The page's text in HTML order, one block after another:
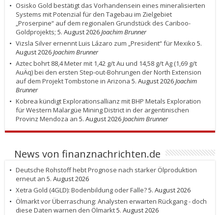
Osisko Gold bestätigt das Vorhandensein eines mineralisierten
Systems mit Potenzial für den Tagebau im Zielgebiet
„Proserpine“ auf dem regionalen Grundstück des Cariboo-
Goldprojekts; 5. August 2026 Joachim Brunner
Vizsla Silver ernennt Luis Lázaro zum „President“ für Mexiko 5.
August 2026 Joachim Brunner
Aztec bohrt 88,4 Meter mit 1,42 g/t Au und 14,58 g/t Ag (1,69 g/t
AuÄq) bei den ersten Step-out-Bohrungen der North Extension
auf dem Projekt Tombstone in Arizona 5. August 2026 Joachim
Brunner
Kobrea kündigt Explorationsallianz mit BHP Metals Exploration
für Western Malargüe Mining District in der argentinischen
Provinz Mendoza an 5. August 2026 Joachim Brunner
News von finanznachrichten.de
Deutsche Rohstoff hebt Prognose nach starker Ölproduktion
erneut an 5. August 2026
Xetra Gold (4GLD): Bodenbildung oder Falle?5. August 2026
Ölmarkt vor Überraschung: Analysten erwarten Rückgang - doch
diese Daten warnen den Ölmarkt5. August 2026